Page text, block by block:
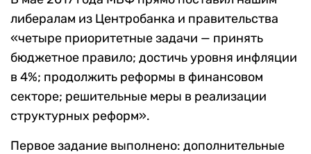
либералам из Центробанка и правительства
«четыре приоритетные задачи — принять
бюджетное правило; достичь уровня инфляции
в 4%; продолжить реформы в финансовом
секторе; решительные меры в реализации
структурных реформ».
Первое задание выполнено: дополнительные